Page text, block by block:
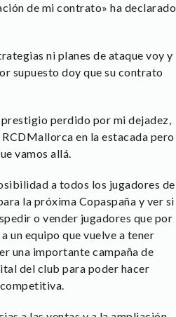
de mi contrato» ha declarado
ni planes de ataque voy y
supuesto doy que su contrato
perdido por mi dejadez,
en la estacada pero
vamos allá.
a todos los jugadores de
la próxima Copaspaña y ver si
o vender jugadores que por
un equipo que vuelve a tener
una importante campaña de
del club para poder hacer